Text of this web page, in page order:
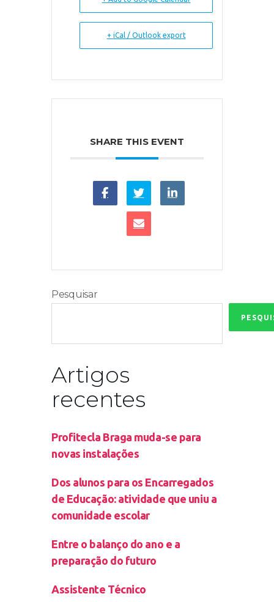
+ iCal / Outlook export
SHARE THIS EVENT
Pesquisar
Artigos
recentes
Profitecla Braga muda-se para
novas instalações
Dos alunos para os Encarregados
de Educação: atividade que uniu a
comunidade escolar
Entre o balanço do ano e a
preparação do futuro
Assistente Técnico